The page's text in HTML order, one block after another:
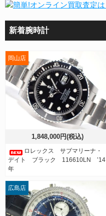
新着腕時計
1,848,000円(税込)
ロレックス サブマリーナ・
デイト ブラック 116610LN ’14
年
岡山店
広島店